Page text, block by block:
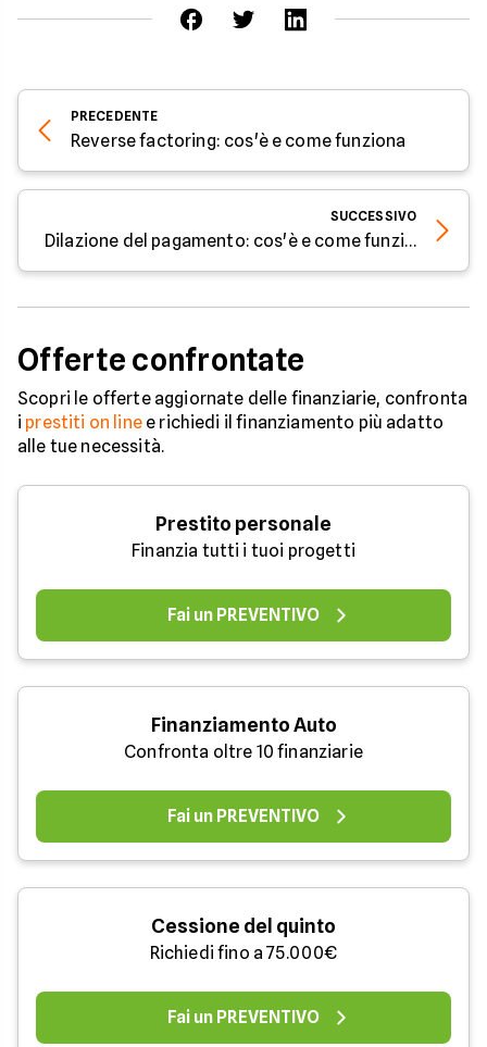
PRECEDENTE
Reverse factoring: cos'è e come funziona
SUCCESSIVO
Dilazione del pagamento: cos'è e come funziona
Offerte confrontate
Scopri le offerte aggiornate delle finanziarie, confronta
i prestiti on linee richiedi il finanziamento più adatto
alle tue necessità.
Prestito personale
Finanzia tutti i tuoi progetti
Fai un PREVENTIVO
Finanziamento Auto
Confronta oltre 10 finanziarie
Fai un PREVENTIVO
Cessione del quinto
Richiedi fino a 75.000€
Fai un PREVENTIVO